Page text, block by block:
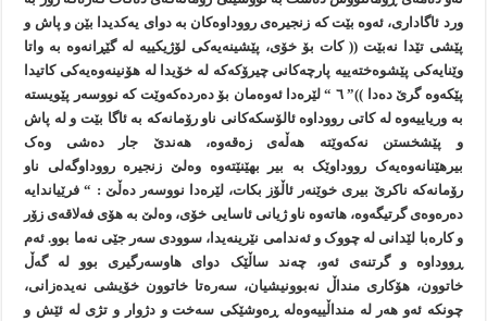
ورد ئاگاداری، ئەوە بێت کە زنجيرەی رووداوەکان بە دوای يەکديدا بێن و پاش و
پێشی تێدا نەبێت (( کات بۆ خۆی، پێشينەيەکی لۆژيکييە لە گێڕانەوە بە واتا
وێنايەکی پێشوەختەييە پارچەکانی چيرۆکەکە لە خۆيدا لە هۆنينەوەيەکی کاتيدا
پێکەوە گرێ دەدا ))” ٦ “ لێرەدا ئەوەمان بۆ دەردەکەوێت کە نووسەر پێويستە
بە ورياييەوە لە کاتی رووداوە ئالۆسکەکانی ناو رۆمانەکە بە ئاگا بێت و لە پاش
و پێشخستن نەکەوێتە هەڵەی زەقەوە، هەندێ جار دەشی وەک
بيرهێنانەوەيەک رووداوێک بە بير بهێنێتەوە وەلێ زنجيرە رووداوگەلی ناو
رۆمانەکە ناکرێ بيری خوێنەر ئاڵۆز بکات، لێرەدا نووسەر دەڵێ : “ فرێياندايە
دەرەوەی گرتيگەوە، هاتەوە ناو ژيانی ئاسایی خۆی، وەلێ بە هۆی فەلاقەی زۆر
و کارەبا لێدانی لە چووک و ئەندامی نێرينەيدا، سوودی سەر جێی نەما بوو. ئەم
ڕووداوە و گرتنەی ئەو، چەند ساڵێک دوای هاوسەرگيری بوو لە گەڵ
خاتوون، هۆکاری منداڵ نەبوونيشيان، سەرەتا خاتوون خۆيشی نەيدەزانی،
چونکە ئەو هەر لە منداڵييەوەلە ڕەوشێکی سەخت و دژوار و تژی لە ئێش و